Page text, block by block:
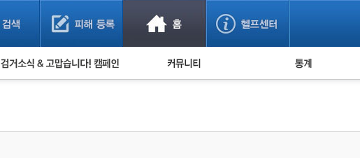
검거 소식 사기 예방했어요! 누적 피해사례 통계